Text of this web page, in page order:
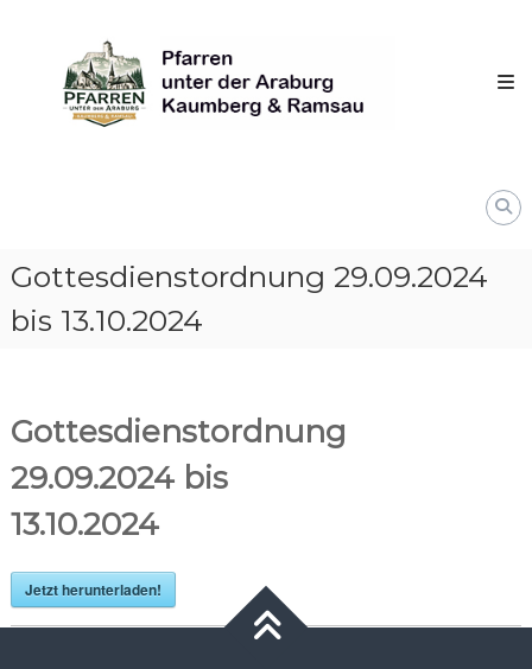
content
unter
derAraburg
Kaumberg
Gottesdienstordnung 29.09.2024
bis 13.10.2024
Gottesdienstordnung
29.09.2024 bis
13.10.2024
Jetzt herunterladen!